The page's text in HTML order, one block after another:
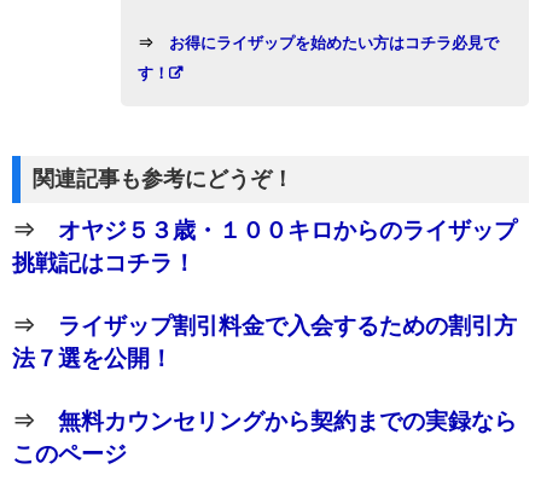
⇒
お得にライザップを始めたい方はコチラ必見で
す！
関連記事も参考にどうぞ！
⇒ オヤジ５３歳・１００キロからのライザップ
挑戦記はコチラ！
⇒ ライザップ割引料金で入会するための割引方
法７選を公開！
⇒ 無料カウンセリングから契約までの実録なら
このページ